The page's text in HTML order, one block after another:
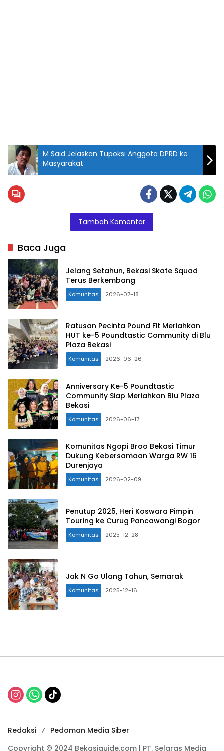
M Said Jelaskan Tupoksi Anggota DPRD ke
Masyarakat
Tambah Komentar
Baca Juga
Jelang Setahun, Bekasi Skate Squad
Terus Berkembang
Komunitas 2026-07-18
Ratusan Pecinta Pound Fit Meriahkan
HUT ke-5 Poundtastic Community di Blu
Plaza Bekasi
Komunitas 2026-06-26
Anniversary Ke-5 Poundtastic
Community Siap Meriahkan Blu Plaza
Bekasi
Komunitas 2026-06-17
Komunitas Ngopi Broo Bekasi Timur
Dukung Kebersamaan Warga RW 16
Durenjaya
Komunitas 2026-02-09
Penutup 2025, Heri Koswara Pimpin
Touring ke Curug Pancawangi Bogor
Komunitas 2025-12-28
Jak N Go Ulang Tahun, Semarak
Komunitas 2025-12-16
Redaksi
Pedoman Media Siber
Copyright © 2024 Bekasiguide.com | PT. Selaras Media